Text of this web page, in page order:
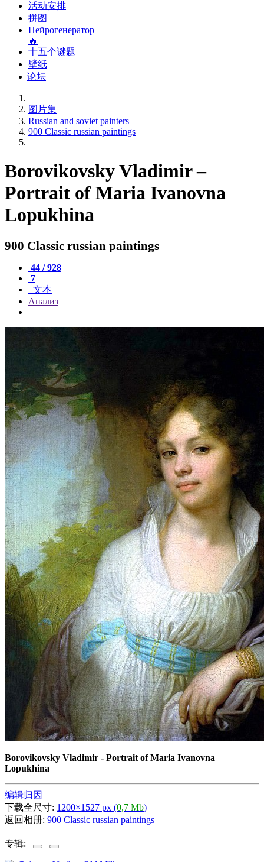
活动安排
拼图
Нейрогенератор
🔥
十五个谜题
壁纸
论坛
图片集
Russian and soviet painters
900 Classic russian paintings
Borovikovsky Vladimir –
Portrait of Maria Ivanovna
Lopukhina
900 Classic russian paintings
44 / 928
7
文本
Анализ
Borovikovsky Vladimir - Portrait of Maria Ivanovna
Lopukhina
编辑归因
下载全尺寸: 1200×1527 px (0,7 Mb)
返回相册: 900 Classic russian paintings
专辑: